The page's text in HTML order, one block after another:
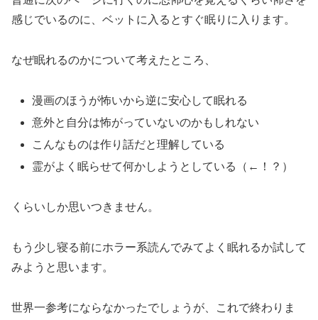
感じでいるのに、ベットに入るとすぐ眠りに入ります。
なぜ眠れるのかについて考えたところ、
漫画のほうが怖いから逆に安心して眠れる
意外と自分は怖がっていないのかもしれない
こんなものは作り話だと理解している
霊がよく眠らせて何かしようとしている（←！？）
くらいしか思いつきません。
もう少し寝る前にホラー系読んでみてよく眠れるか試して
みようと思います。
世界一参考にならなかったでしょうが、これで終わりま